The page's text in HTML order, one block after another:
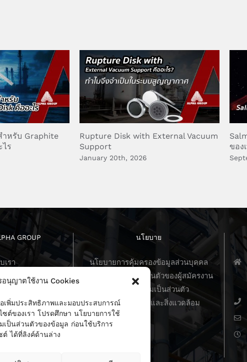
อนุญาตใช้งาน Cookies
เพิ่มประสิทธิภาพและมอบประสบการณ์
ต์ของเรา โปรดศึกษา นโยบายการใช้
เป็นส่วนตัวของข้อมูล ก่อนใช้บริการ
ต์ ได้ที่ลิงค์ด้านล่าง
หรับ Graphite
ร
Rupture Disk with External Vacuum
Support
January 20th, 2026
ของ
GROUP
เรา
ผู้บริหาร
ล่าสุด
นโยบาย
นโยบายการคุ้มครองข้อมูลส่วนบุคคล
นโยบายความเป็นส่วนตัวของผู้สมัครงาน
นโยบายความเป็นส่วนตัว
นโยบายคุณภาพและสิ่งแวดล้อม